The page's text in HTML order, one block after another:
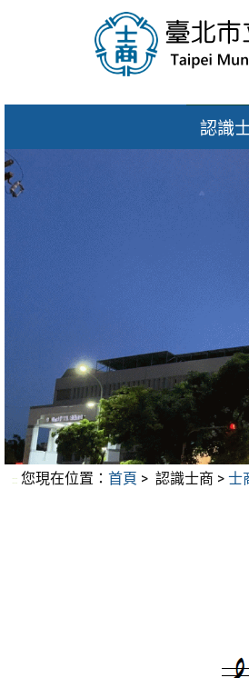
跳到主要內容區塊
認識
::: 您現在位置： 首頁 > 認識士商 > 士